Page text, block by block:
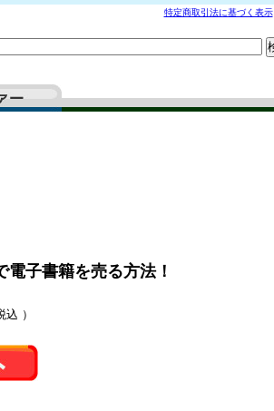
特定商取引法に基づく表示
子書籍を売る方法！
込 ）